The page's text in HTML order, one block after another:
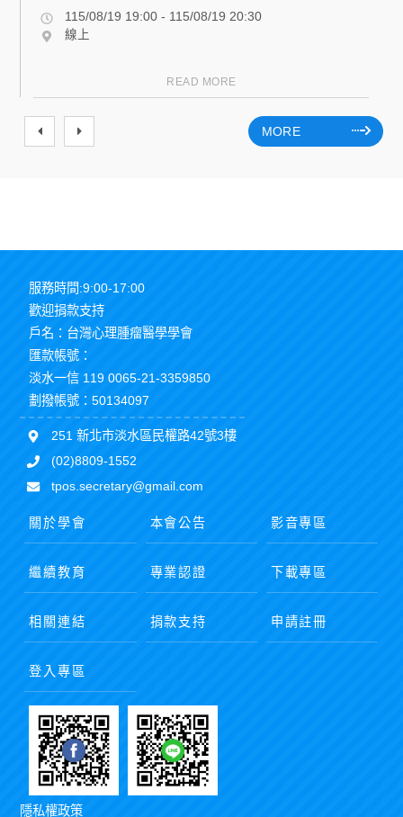
115/08/19 19:00 - 115/08/19 20:30
線上
READ MORE
MORE
服務時間:9:00-17:00
歡迎捐款支持
戶名：台灣心理腫瘤醫學學會
匯款帳號：
淡水一信 119 0065-21-3359850
劃撥帳號：50134097
251 新北市淡水區民權路42號3樓
(02)8809-1552
tpos.secretary@gmail.com
關於學會 本會公告 影音專區
繼續教育 專業認證 下載專區
相關連結 捐款支持 申請註冊
登入專區
隱私權政策